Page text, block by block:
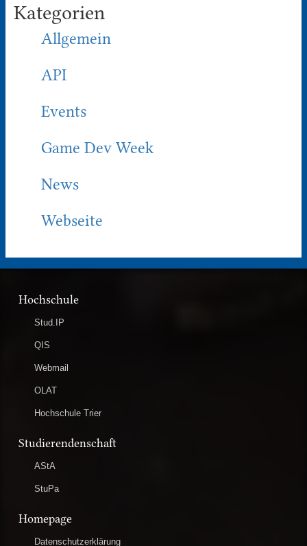
Kategorien
Allgemein
API
Events
Game Dev Week
News
Webseite
Hochschule
Stud.IP
QIS
Webmail
OLAT
Hochschule Trier
Studierendenschaft
AStA
StuPa
Homepage
Datenschutzerklärung